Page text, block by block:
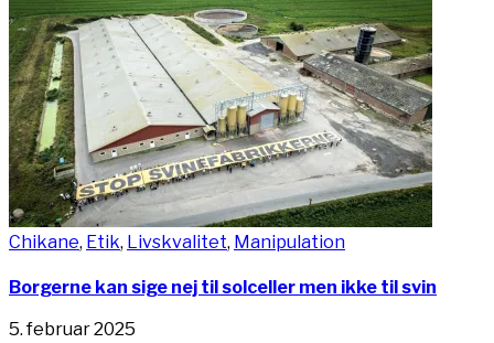
Chikane, Etik, Livskvalitet, Manipulation
Borgerne kan sige nej til solceller men ikke til svin
5. februar 2025